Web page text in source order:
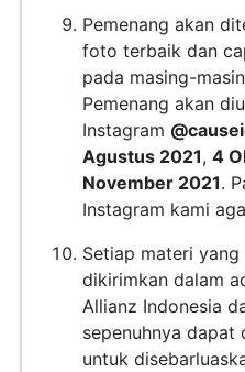
Pemenang akan
foto terbaik dan
pada masing-
Pemenang akan
Instagram
Agustus 2021, 4
November 2021.
Instagram kami
Setiap materi
dikirimkan dalam
Allianz Indonesia
sepenuhnya dapat
untuk